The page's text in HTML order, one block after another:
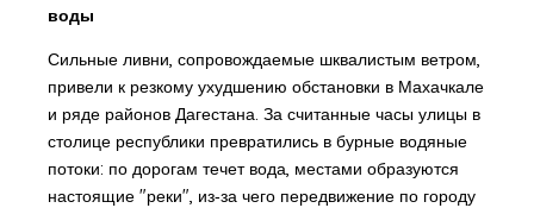
воды
Сильные ливни, сопровождаемые шквалистым ветром,
привели к резкому ухудшению обстановки в Махачкале
и ряде районов Дагестана. За считанные часы улицы в
столице республики превратились в бурные водяные
потоки: по дорогам течет вода, местами образуются
настоящие "реки", из‑за чего передвижение по городу